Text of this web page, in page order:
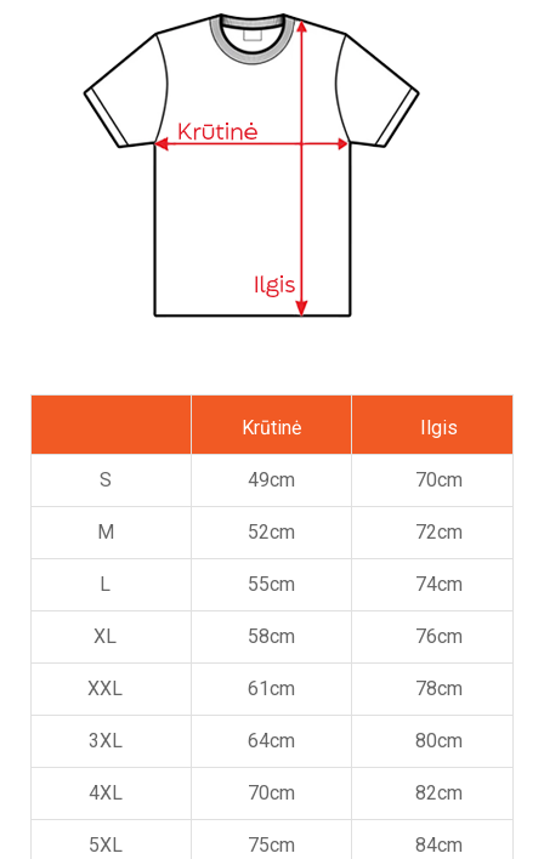
Krūtinė Ilgis
S 49cm 70cm
M 52cm 72cm
L 55cm 74cm
XL 58cm 76cm
XXL 61cm 78cm
3XL 64cm 80cm
4XL 70cm 82cm
5XL 75cm 84cm